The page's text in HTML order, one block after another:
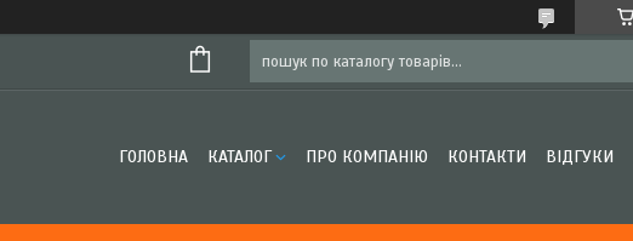
ГОЛОВНА КАТАЛОГ ПРО КОМПАНІЮ КОНТАКТИ ВІДГУКИ